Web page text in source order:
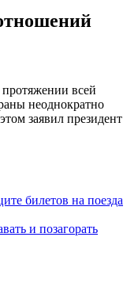
всей
неоднократно
заявил президент
билетов на поезда
и позагорать